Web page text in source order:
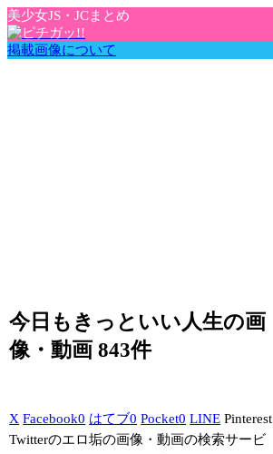
美少女JS・JCまとめ
掲載画像について
今日もきっといい人生の画
像・動画 843件
X Facebook0 はてブ0 Pocket0 LINE Pinterest
Twitterのエロ垢の画像・動画の検索サービ